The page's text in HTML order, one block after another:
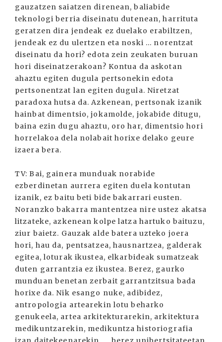
gauzatzen saiatzen direnean, baliabide
teknologi berria diseinatu dutenean, harrituta
geratzen dira jendeak ez duelako erabiltzen,
jendeak ez du ulertzen eta noski ... norentzat
diseinatu da hori? edota zein zeukaten buruan
hori diseinatzerakoan? Kontua da askotan
ahaztu egiten dugula pertsonekin edota
pertsonentzat lan egiten dugula. Niretzat
paradoxa hutsa da. Azkenean, pertsonak izanik
hainbat dimentsio, jokamolde, jokabide ditugu,
baina ezin dugu ahaztu, oro har, dimentsio hori
horrelakoa dela nolabait horixe delako geure
izaera bera.
TV: Bai, gainera munduak norabide
ezberdinetan aurrera egiten duela kontutan
izanik, ez baitu beti bide bakarrari eusten.
Noranzko bakarra mantentzea nire ustez akatsa
litzateke, azkenean kolpe latza hartuko baituzu,
ziur baietz. Gauzak alde batera uzteko joera
hori, hau da, pentsatzea, hausnartzea, galderak
egitea, loturak ikustea, elkarbideak sumatzeak
duten garrantzia ez ikustea. Berez, gaurko
munduan benetan zerbait garrantzitsua bada
horixe da. Nik esango nuke, adibidez,
antropologia artearekin lotu beharko
genukeela, artea arkitekturarekin, arkitektura
medikuntzarekin, medikuntza historiografia